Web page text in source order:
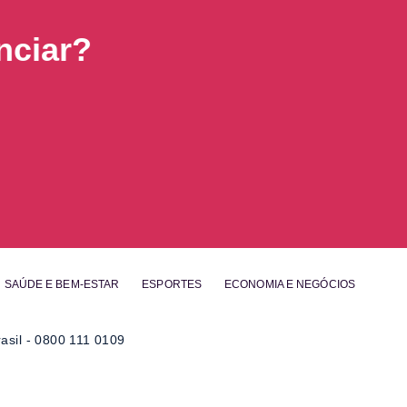
SAÚDE E BEM-ESTAR ESPORTES ECONOMIA E NEGÓCIOS
- 0800 111 0109